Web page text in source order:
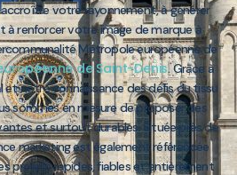
votre rayonnement, à générer
à renforcer votre image de marque à
Métropole européenne de
de Saint-Denis. Grâce à
notre connaissance des défis du tissu
sommes en mesure de proposer des
et surtout durables. Située près de
marketing est également référencée
projets rapides, fiables et entièrement